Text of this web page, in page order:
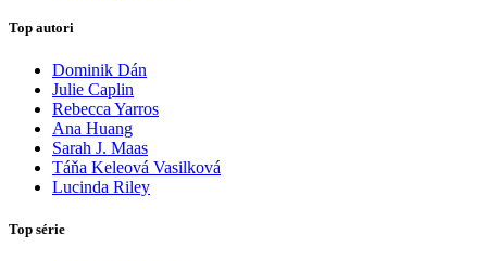
Top autori
Dominik Dán
Julie Caplin
Rebecca Yarros
Ana Huang
Sarah J. Maas
Táňa Keleová Vasilková
Lucinda Riley
Top série